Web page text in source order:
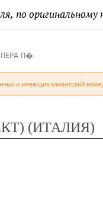
П�.
и имеющих клиентский
(ИТАЛИЯ)